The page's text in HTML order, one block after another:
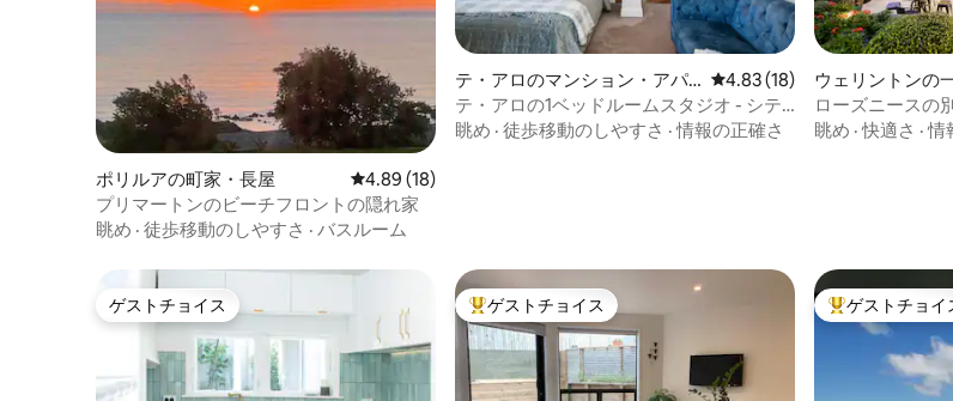
ポリルアの町家・長屋 レビュー18件、5つ星中4.89つ星の平均評価
4.89 (18)
プリマートンのビーチフロントの隠れ家
眺め · 徒歩移動のしやすさ · バスルーム
テ・アロのマンション・アパ
ート
レビュー18件、5つ星中4.83つ
4.83 (18)
テ・アロの1ベッドルームスタジオ - シテ
ィルックアウト
眺め · 徒歩移動のしやすさ ·情報の正確さ
ウェリントンの
ローズニースの
ノラマビューを
眺め ·快適さ ·情
ゲストチョイス
ゲストチョイス 大好評のゲストチョイスです。
ゲストチョイス 大好評のゲスト
ゲストチョイ